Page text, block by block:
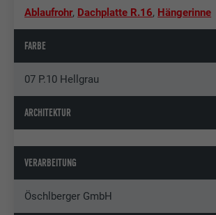
Ablaufrohr, Dachplatte R.16, Hängerinne
FARBE
07 P.10 Hellgrau
ARCHITEKTUR
VERARBEITUNG
Öschlberger GmbH